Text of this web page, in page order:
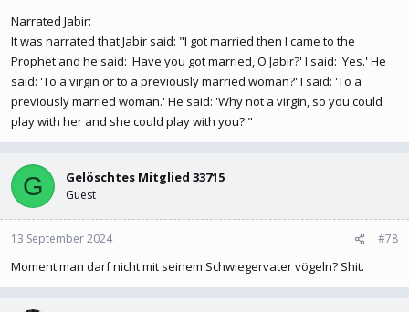
Narrated Jabir:
It was narrated that Jabir said: "I got married then I came to the
Prophet and he said: 'Have you got married, O Jabir?' I said: 'Yes.' He
said: 'To a virgin or to a previously married woman?' I said: 'To a
previously married woman.' He said: 'Why not a virgin, so you could
play with her and she could play with you?'"
G Gelöschtes Mitglied 33715
Guest
13 September 2024 #78
Moment man darf nicht mit seinem Schwiegervater vögeln? Shit.